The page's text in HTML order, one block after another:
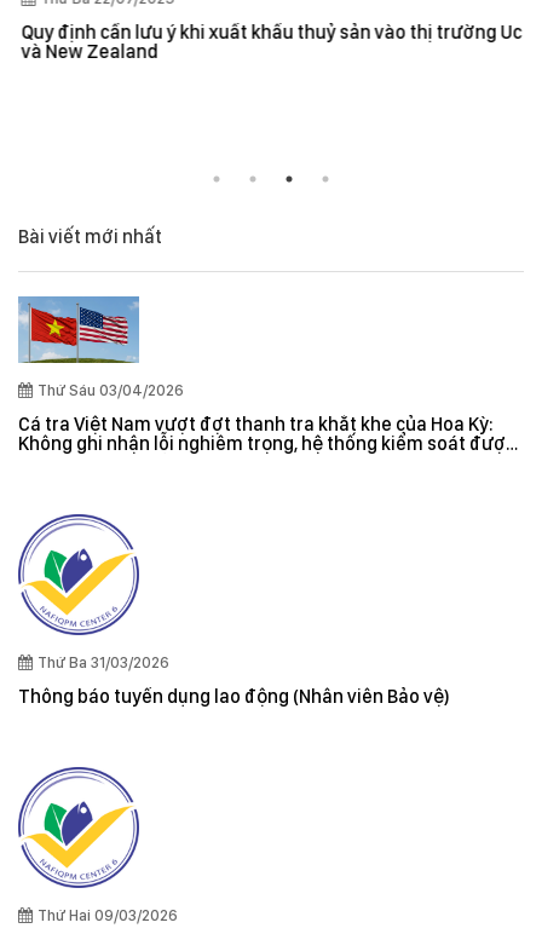
Quy định cần lưu ý khi xuất khẩu thuỷ sản vào thị trường Úc
và New Zealand
Bài viết mới nhất
Thứ Sáu 03/04/2026
Cá tra Việt Nam vượt đợt thanh tra khắt khe của Hoa Kỳ:
Không ghi nhận lỗi nghiêm trọng, hệ thống kiểm soát được
Thứ Ba 31/03/2026
Thông báo tuyển dụng lao động (Nhân viên Bảo vệ)
Thứ Hai 09/03/2026